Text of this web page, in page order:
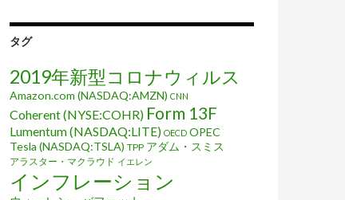
タグ
2019年新型コロナウィルス
Amazon.com (NASDAQ:AMZN) CNN
Coherent (NYSE:COHR) Form 13F
Lumentum (NASDAQ:LITE) OECD OPEC
Tesla (NASDAQ:TSLA) TPP アダム・スミス
アラスター・マクラウド イエレン
インフレーション